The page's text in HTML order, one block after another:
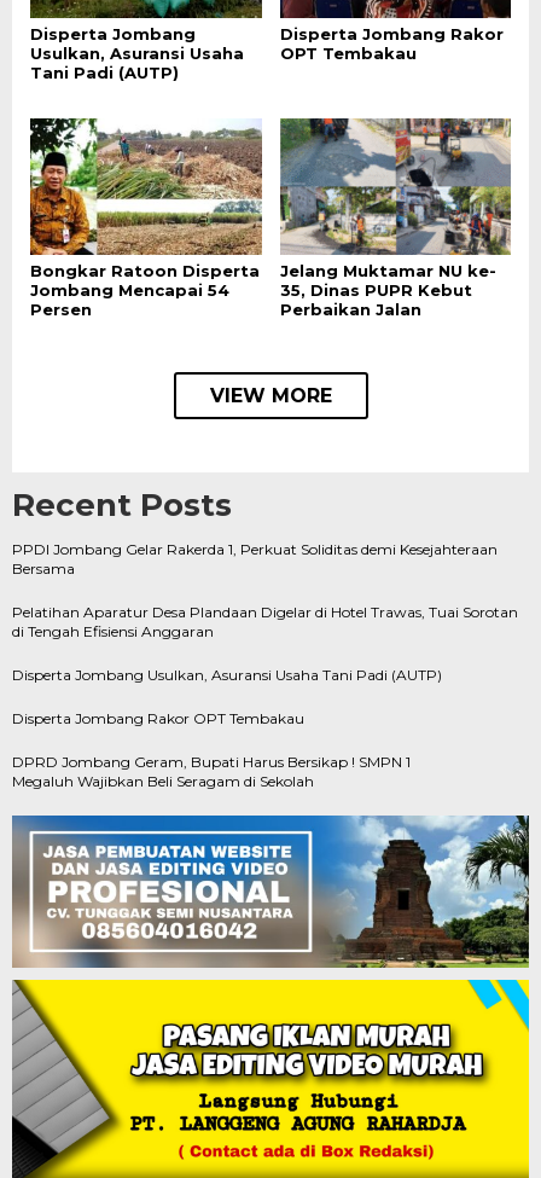
Disperta Jombang
Usulkan, Asuransi Usaha
Tani Padi (AUTP)
Disperta Jombang Rakor
OPT Tembakau
Bongkar Ratoon Disperta
Jombang Mencapai 54
Persen
Jelang Muktamar NU ke-
35, Dinas PUPR Kebut
Perbaikan Jalan
VIEW MORE
Recent Posts
PPDI Jombang Gelar Rakerda 1, Perkuat Soliditas demi Kesejahteraan
Bersama
Pelatihan Aparatur Desa Plandaan Digelar di Hotel Trawas, Tuai Sorotan
di Tengah Efisiensi Anggaran
Disperta Jombang Usulkan, Asuransi Usaha Tani Padi (AUTP)
Disperta Jombang Rakor OPT Tembakau
DPRD Jombang Geram, Bupati Harus Bersikap ! SMPN 1
Megaluh Wajibkan Beli Seragam di Sekolah